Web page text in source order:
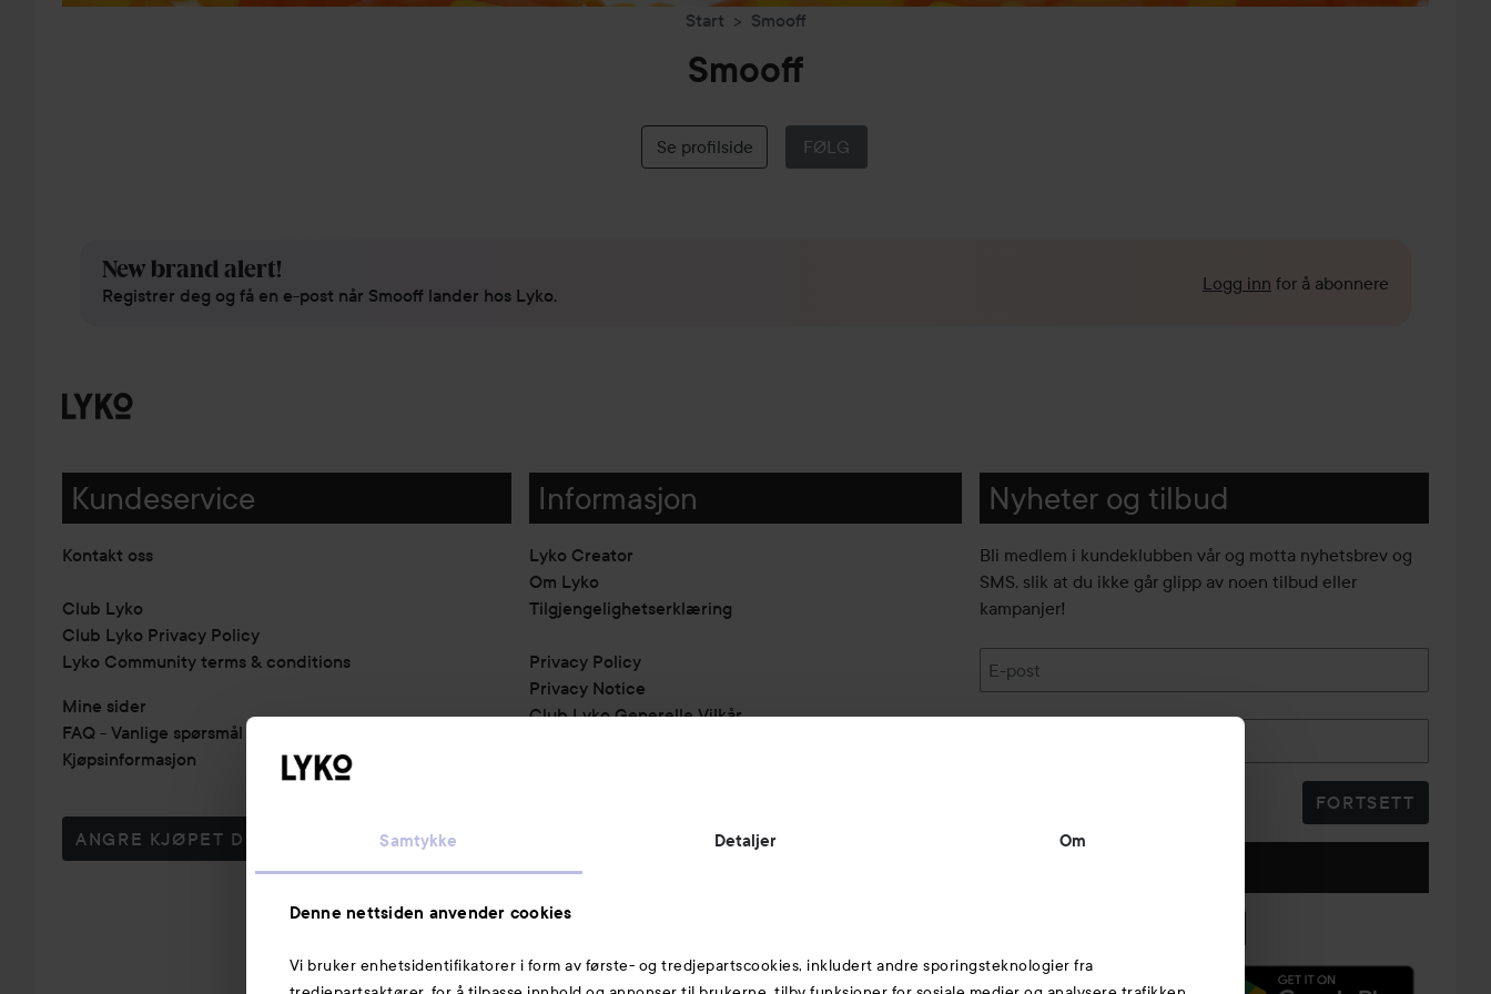
Samtykke Detaljer Om
Denne nettsiden anvender cookies
Vi bruker enhetsidentifikatorer i form av første- og tredjepartscookies, inkludert andre sporingsteknologier fra
Start Smooff
Smooff
Se profilside FØLG
New brand alert!
Registrer deg og få en e-post når Smooff lander hos Lyko.
Logg inn for å abonnere
Kundeservice
Kontakt oss
Club Lyko
Club Lyko Privacy Policy
Lyko Community terms & conditions
Mine sider
FAQ - Vanlige spørsmål & svar
Kjøpsinformasjon
ANGRE KJØPET DITT
Informasjon
Lyko Creator
Om Lyko
Tilgjengelighetserklæring
Privacy Policy
Privacy Notice
Club Lyko Generelle Vilkår
Rabattkoder
Michael Edwards Fragrances of the World
Nyheter og tilbud
Bli medlem i kundeklubben vår og motta nyhetsbrev og
SMS, slik at du ikke går glipp av noen tilbud eller
kampanjer!
E-post
FORTSETT